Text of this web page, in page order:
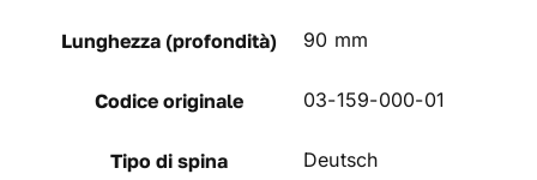
Lunghezza (profondità) 90 mm
Codice originale 03-159-000-01
Tipo di spina Deutsch